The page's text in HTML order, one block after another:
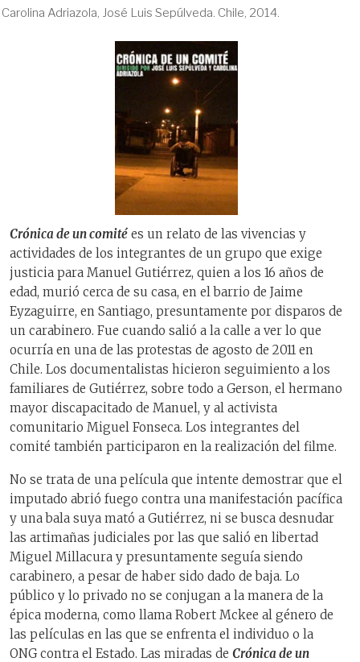
Carolina Adriazola, José Luis Sepúlveda. Chile, 2014.
Crónica de un comité es un relato de las vivencias y
actividades de los integrantes de un grupo que exige
justicia para Manuel Gutiérrez, quien a los 16 años de
edad, murió cerca de su casa, en el barrio de Jaime
Eyzaguirre, en Santiago, presuntamente por disparos de
un carabinero. Fue cuando salió a la calle a ver lo que
ocurría en una de las protestas de agosto de 2011 en
Chile. Los documentalistas hicieron seguimiento a los
familiares de Gutiérrez, sobre todo a Gerson, el hermano
mayor discapacitado de Manuel, y al activista
comunitario Miguel Fonseca. Los integrantes del
comité también participaron en la realización del filme.
No se trata de una película que intente demostrar que el
imputado abrió fuego contra una manifestación pacífica
y una bala suya mató a Gutiérrez, ni se busca desnudar
las artimañas judiciales por las que salió en libertad
Miguel Millacura y presuntamente seguía siendo
carabinero, a pesar de haber sido dado de baja. Lo
público y lo privado no se conjugan a la manera de la
épica moderna, como llama Robert Mckee al género de
las películas en las que se enfrenta el individuo o la
ONG contra el Estado. Las miradas de Crónica de un